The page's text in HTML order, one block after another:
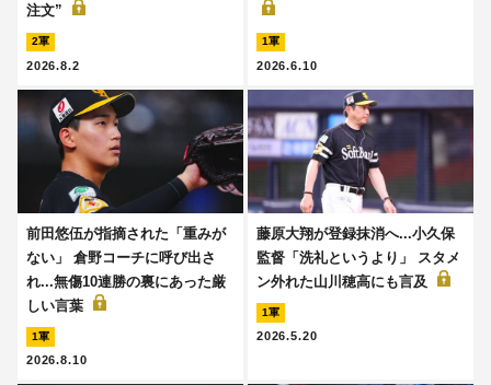
注文”
2軍
2026.8.2
1軍
2026.6.10
前田悠伍が指摘された「重みが
ない」 倉野コーチに呼び出さ
れ...無傷10連勝の裏にあった厳
しい言葉
1軍
2026.8.10
藤原大翔が登録抹消へ...小久保
監督「洗礼というより」 スタメ
ン外れた山川穂高にも言及
1軍
2026.5.20